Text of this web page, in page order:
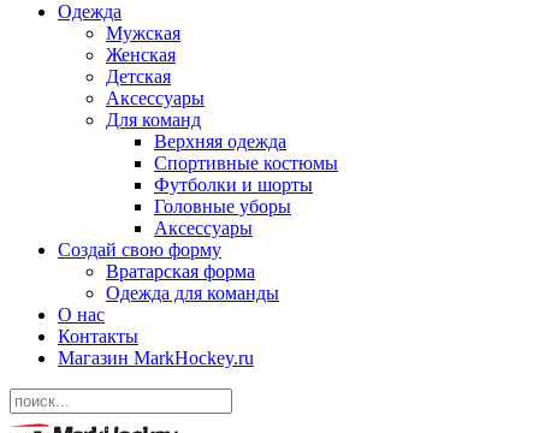
Одежда
Мужская
Женская
Детская
Аксессуары
Для команд
Верхняя одежда
Спортивные костюмы
Футболки и шорты
Головные уборы
Аксессуары
Создай свою форму
Вратарская форма
Одежда для команды
О нас
Контакты
Магазин MarkHockey.ru